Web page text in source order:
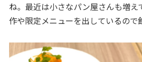
ね。最近は小さなパン屋さんも増え
作や限定メニューを出しているので